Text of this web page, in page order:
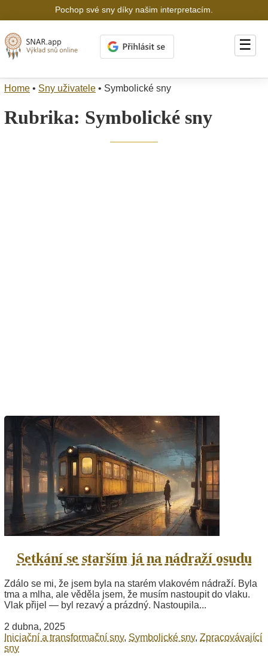
Pochop své sny díky našim interpretacím.
☰
Home • Sny uživatele • Symbolické sny
Rubrika: Symbolické sny
Setkání se starším já na nádraží osudu
Zdálo se mi, že jsem byla na starém vlakovém nádraží. Byla
tma a mlha, ale věděla jsem, že musím nastoupit do vlaku.
Vlak přijel — byl rezavý a prázdný. Nastoupila...
2 dubna, 2025
Iniciační a transformační sny, Symbolické sny, Zpracovávající
sny